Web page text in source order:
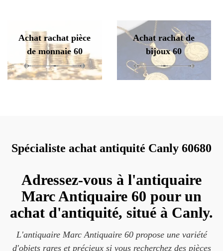
Achat rachat pièce
de monnaie 60
Achat rachat de
bijoux 60
Spécialiste achat antiquité Canly 60680
Adressez-vous à l'antiquaire
Marc Antiquaire 60 pour un
achat d'antiquité, situé à Canly.
L'antiquaire Marc Antiquaire 60 propose une variété
d'objets rares et précieux si vous recherchez des pièces